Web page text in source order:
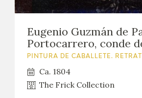
Eugenio Guzmán de
Portocarrero, conde
PINTURA DE CABALLETE.
Ca. 1804
The Frick Collection